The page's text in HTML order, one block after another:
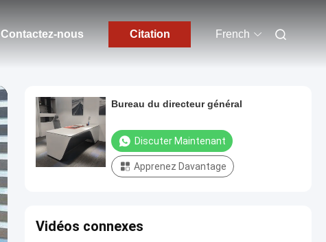
Contactez-nous Citation French
Bureau du directeur général
Discuter Maintenant
Apprenez Davantage
Vidéos connexes